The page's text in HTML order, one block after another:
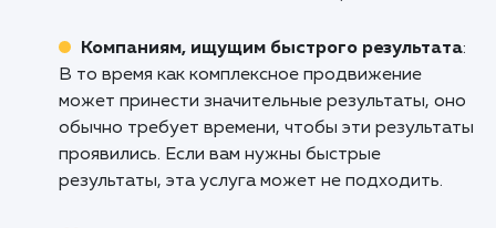
Предприятиям, ищущим целостный
подход: Если вы хотите обеспечить
единообразие и согласованность в своих
маркетинговых усилиях, комплексное
продвижение обеспечивает целостный